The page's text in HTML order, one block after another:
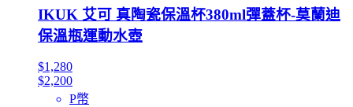
IKUK 艾可 真陶瓷保溫杯380ml彈蓋杯-莫蘭迪
保溫瓶運動水壺
$1,280
$2,200
P幣